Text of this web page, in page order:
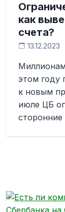
как
счета?
13.12.2023
этом году
к новым
июле ЦБ
сторонние